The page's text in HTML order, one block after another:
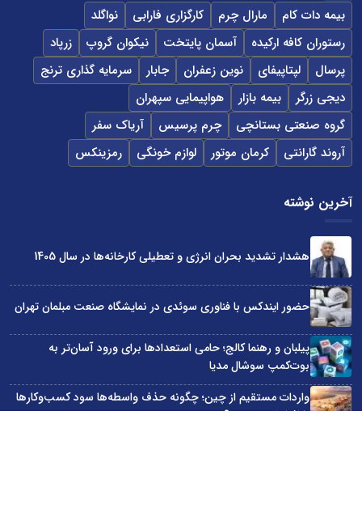
بیمه دات کام مارال چرم کارگزاری فارابی
نواگلد
رستوران کافه ارکیده
آسمان پایتخت نیکوان گروپ
زرپاد
پرسال
لپتاپیفای نوین زعفران جابار
سرمایه گذاری ترنج
دیجی زرگر
بیمه بازار
هواپیمایی سپهران
گروه صنعتی بستانچی
چرم پرسیس
آریاک سفر
آروند گارانتی
کرمان موتور لوازم خونگی رمزینکس
آخرین نوشته
هشدار تشدید بحران انرژی و تعطیلی کارخانه‌ها در سال 1405
حضور ایندکس با فناوری سوئدی در نمایشگاه صنعت مبلمان تهران
پیلبان و رهنما کالج؛ حامی استعدادها برای ورود آسان‌تر به
بوت‌کمپ سوشال مدیا
واردات مستقیم از چین؛ چگونه حذف واسطه‌ها سود کسب‌وکارها
را افزایش می‌دهد؟